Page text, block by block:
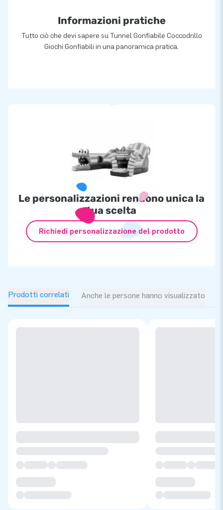
Informazioni pratiche
Tutto ciò che devi sapere su Tunnel Gonfiabile Coccodrillo
Giochi Gonfiabili in una panoramica pratica.
Le personalizzazioni rendono unica la
tua scelta
Richiedi personalizzazione del prodotto
Prodotti correlati Anche le persone hanno visualizzato